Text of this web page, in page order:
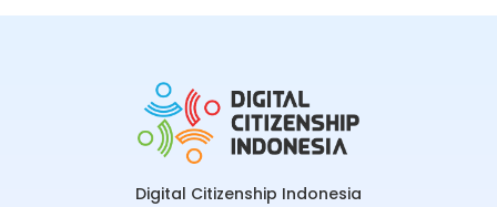
Digital Citizenship Indonesia